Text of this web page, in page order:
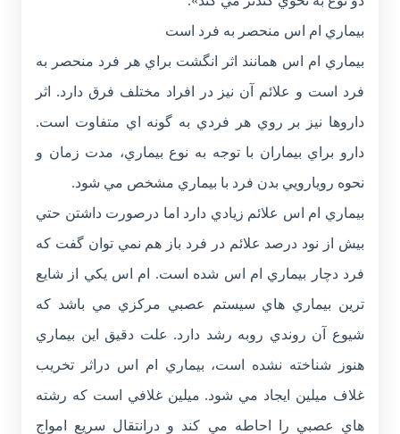
بيماري ام اس منحصر به فرد است
بيماري ام اس همانند اثر انگشت براي هر فرد منحصر به
فرد است و علائم آن نيز در افراد مختلف فرق دارد. اثر
داروها نيز بر روي هر فردي به گونه اي متفاوت است.
دارو براي بيماران با توجه به نوع بيماري، مدت زمان و
نحوه رويارويي بدن فرد با بيماري مشخص مي شود.
بيماري ام اس علائم زيادي دارد اما درصورت داشتن حتي
بيش از نود درصد علائم در فرد باز هم نمي توان گفت كه
فرد دچار بيماري ام اس شده است. ام اس يكي از شايع
ترين بيماري هاي سيستم عصبي مركزي مي باشد كه
شيوع آن روندي روبه رشد دارد. علت دقيق اين بيماري
هنوز شناخته نشده است، بيماري ام اس دراثر تخريب
غلاف ميلين ايجاد مي شود. ميلين غلافي است كه رشته
هاي عصبي را احاطه مي كند و درانتقال سريع امواج